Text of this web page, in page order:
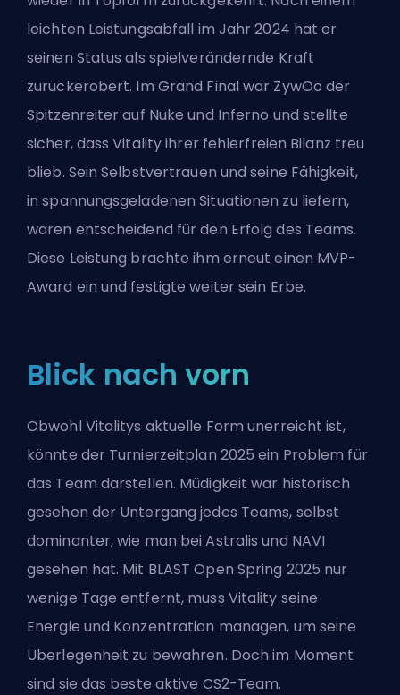
leichten Leistungsabfall im Jahr 2024 hat er
seinen Status als spielverändernde Kraft
zurückerobert. Im Grand Final war ZywOo der
Spitzenreiter auf Nuke und Inferno und stellte
sicher, dass Vitality ihrer fehlerfreien Bilanz treu
blieb. Sein Selbstvertrauen und seine Fähigkeit,
in spannungsgeladenen Situationen zu liefern,
waren entscheidend für den Erfolg des Teams.
Diese Leistung brachte ihm erneut einen MVP-
Award ein und festigte weiter sein Erbe.
Blick nach vorn
Obwohl Vitalitys aktuelle Form unerreicht ist,
könnte der Turnierzeitplan 2025 ein Problem für
das Team darstellen. Müdigkeit war historisch
gesehen der Untergang jedes Teams, selbst
dominanter, wie man bei Astralis und NAVI
gesehen hat. Mit BLAST Open Spring 2025 nur
wenige Tage entfernt, muss Vitality seine
Energie und Konzentration managen, um seine
Überlegenheit zu bewahren. Doch im Moment
sind sie das beste aktive CS2-Team.